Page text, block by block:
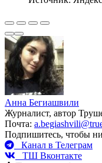
Анна Бегиашвили
Журналист, автор
Почта:
Подпишитесь, чтобы
Канал в Телеграм
ТШ Вконтакте